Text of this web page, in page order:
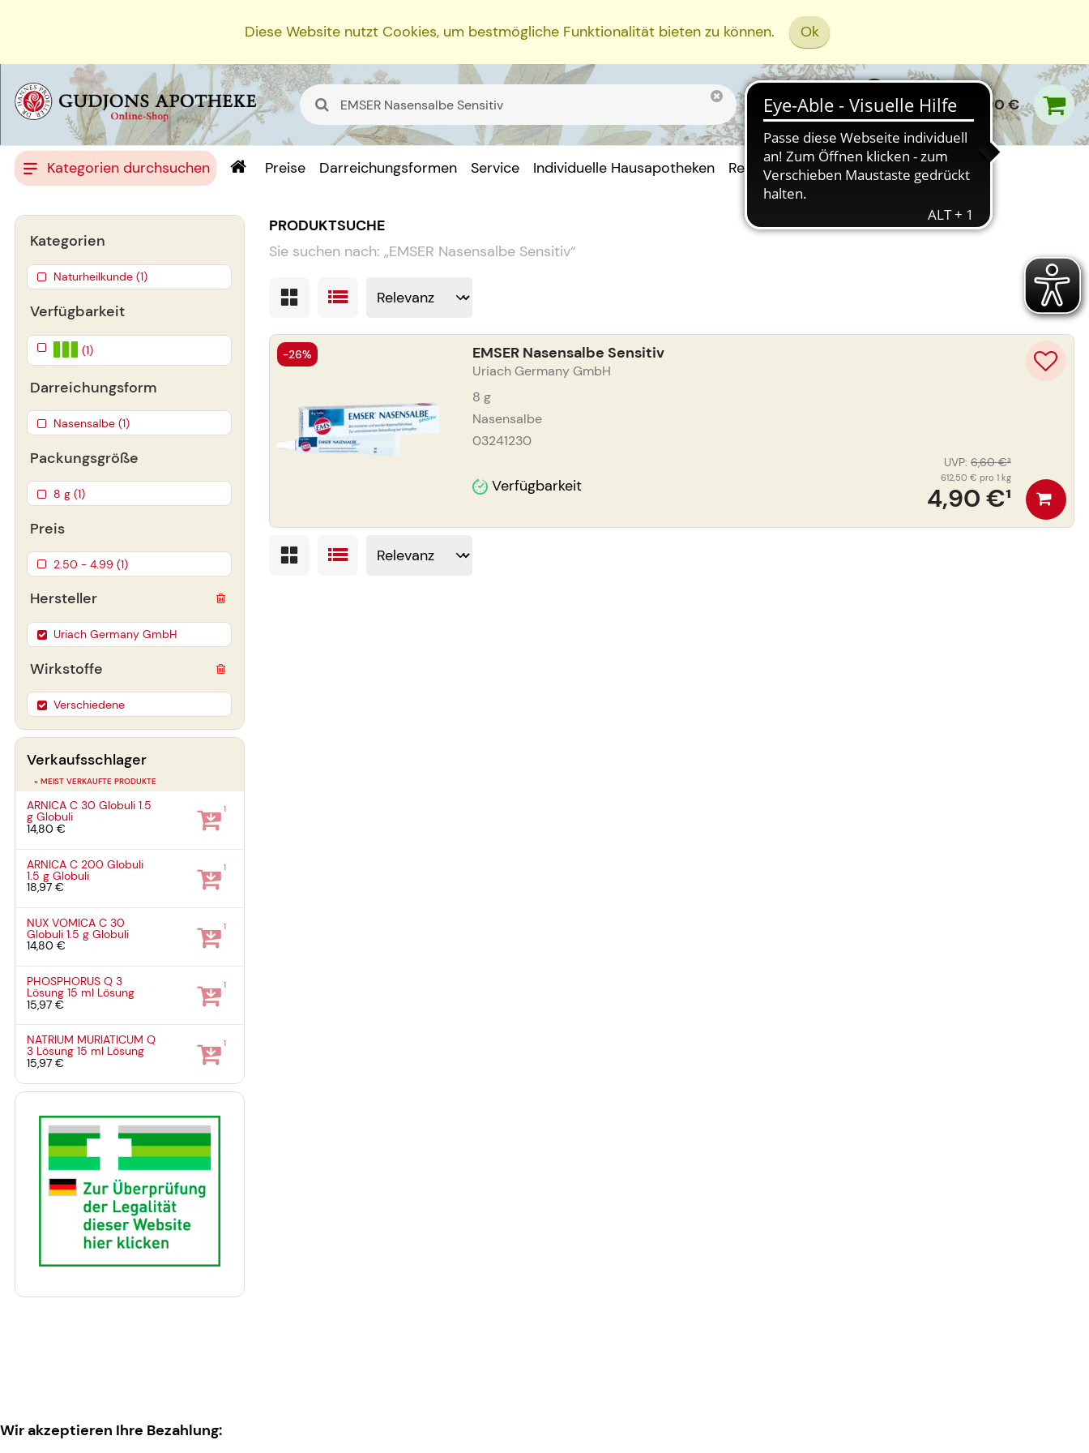
Diese Website nutzt Cookies, um bestmögliche Funktionalität bieten zu können. Ok
0,00 €
Kategorien durchsuchen Preise Darreichungsformen Service Individuelle Hausapotheken Rezept Einreichen
PRODUKTSUCHE
Sie suchen nach: „EMSER Nasensalbe Sensitiv“
EMSER Nasensalbe Sensitiv
Uriach Germany GmbH
8 g
Nasensalbe
03241230
Verfügbarkeit 4,90 €¹
UVP: 6,60 €³
612,50 € pro 1 kg
-26%
Verfügbarkeit
(1)
Darreichungsform
Nasensalbe (1)
Packungsgröße
8 g (1)
Preis
2.50 - 4.99 (1)
Hersteller
Uriach Germany GmbH
Wirkstoffe
Verschiedene
Kategorien
Naturheilkunde (1)
Verkaufsschlager
» MEIST VERKAUFTE PRODUKTE
ARNICA C 30 Globuli1.5
gGlobuli
14,80 €
1
ARNICA C 200 Globuli
1.5 gGlobuli
18,97 €
1
NUX VOMICA C 30
Globuli1.5 gGlobuli
14,80 €
1
PHOSPHORUS Q 3
Lösung15 ml Lösung
15,97 €
1
NATRIUM MURIATICUM Q
3 Lösung15 ml Lösung
15,97 €
1
Wir akzeptieren Ihre Bezahlung: